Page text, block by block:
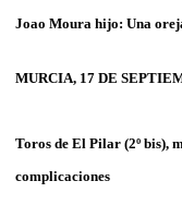
Joao Moura hijo: Una
MURCIA, 17 DE
Toros de El Pilar (2º bis),
complicaciones